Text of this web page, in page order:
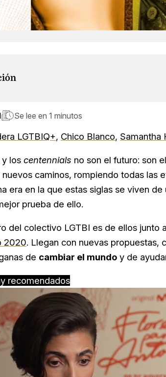
Se lee en 1 minutos
LGTBIQ+, Chico Blanco, Samantha
y los centennials no son el futuro: son
nuevos caminos, rompiendo todas las
era en la que estas siglas se viven
prueba de ello.
del colectivo LGTBI es de ellos junto
2020. Llegan con nuevas propuestas,
de cambiar el mundo y de
recomendados